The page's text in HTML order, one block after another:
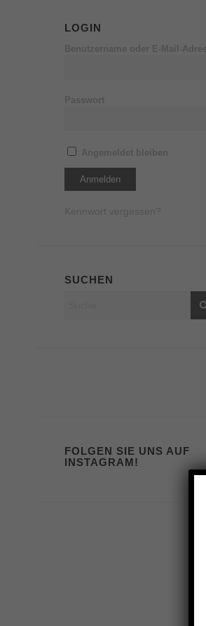
LOGIN
SUCHEN
FOLGEN SIE UNS AUF
INSTAGRAM!